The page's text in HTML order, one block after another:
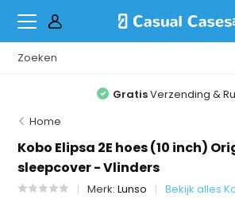
GratisVerzending &
Home
Kobo Elipsa 2E hoes (10 inch)
sleepcover - Vlinders
Merk:Lunso Bekijk alles